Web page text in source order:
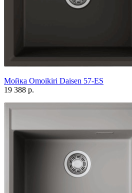
Мойка Omoikiri Daisen 57-ES
19 388 р.